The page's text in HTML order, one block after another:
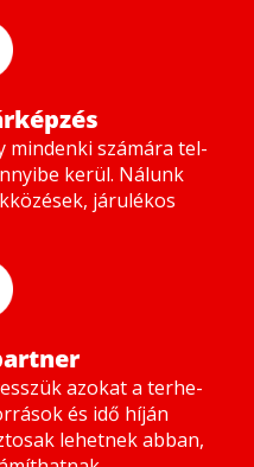
min­den­ki szá­má­ra tel­
ke­rül. Ná­lunk
já­ru­lé­kos
azo­kat a ter­he­
és idő hí­ján
le­het­nek ab­ban,